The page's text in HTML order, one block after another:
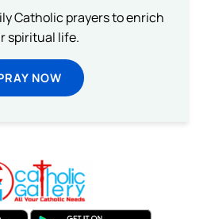
Catholic prayers to enrich
spiritual life.
NOW